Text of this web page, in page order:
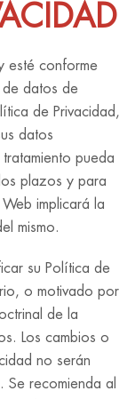
esté conforme
datos de
de Privacidad,
datos
pueda
plazos y para
implicará la
mismo.
su Política de
o motivado por
de la
Los cambios o
no serán
recomienda al